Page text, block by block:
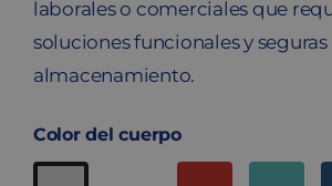
laborales o comerciales que
soluciones funcionales y seguras
almacenamiento.
Color del cuerpo